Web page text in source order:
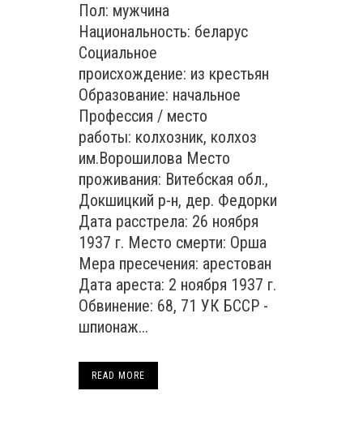
Пол: мужчина
Национальность: беларус
Социальное
происхождение: из крестьян
Образование: начальное
Профессия / место
работы: колхозник, колхоз
им.Ворошилова Место
проживания: Витебская обл.,
Докшицкий р-н, дер. Федорки
Дата расстрела: 26 ноября
1937 г. Место смерти: Орша
Мера пресечения: арестован
Дата ареста: 2 ноября 1937 г.
Обвинение: 68, 71 УК БССР -
шпионаж...
READ MORE